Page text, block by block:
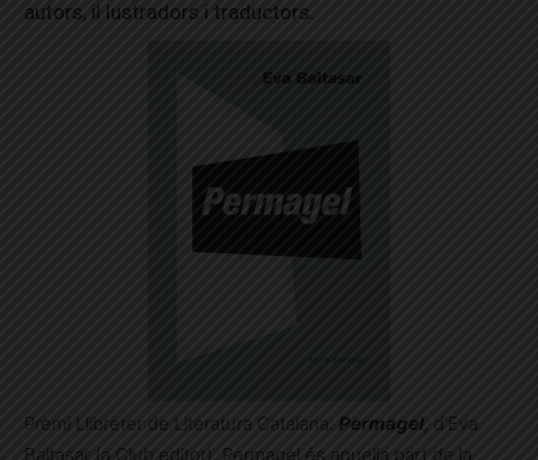
autors, il·lustradors i traductors.
Premi Llibreter de Literatura Catalana: Permagel, d’Eva
Baltasar (a Club editor). Permagel és aquella part de la